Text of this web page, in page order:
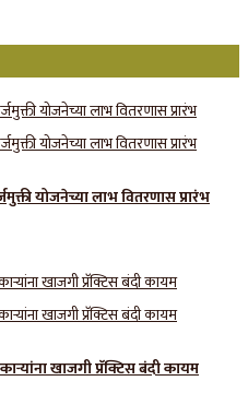
योजनेच्या लाभ वितरणास प्रारंभ
खाजगी प्रॅक्टिस बंदी कायम